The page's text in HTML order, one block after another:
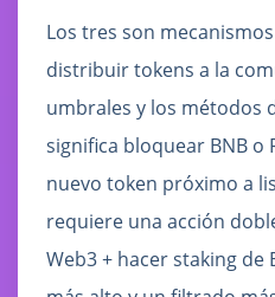
Los tres son
distribuir tokens a la
umbrales y los métodos
significa bloquear BNB o
nuevo token próximo a
requiere una acción
Web3 + hacer staking